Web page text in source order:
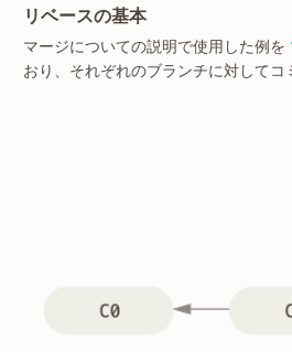
リベースの基本
マージについての説明で使用した例を
おり、それぞれのブランチに対してコ